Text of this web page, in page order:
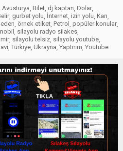
Avusturya, Bilet, dj kaptan, Dolar,
, gurbet yolu, İnternet, izin yolu, Kan,
, örnek etiket, Petrol , popüler konular,
, silayolu radyo silakes,
, silayolu telsiz, silayolu youtube,
, Türkiye, Ukrayna, Yaptırım, Youtube